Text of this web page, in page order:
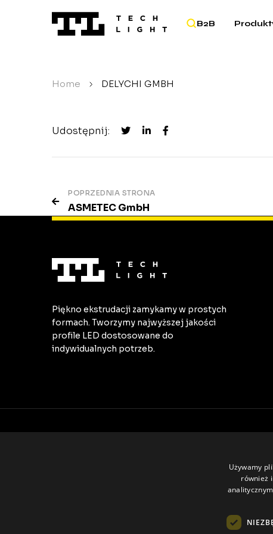
B2B
Home / DELYCHI GMBH
Udostępnij:
Nawigacja
wpisu
POPRZEDNIA STRONA
ASMETEC GmbH
Piękno ekstrudacji zamykamy w prostych
formach. Tworzymy najwyższej jakości
profile LED dostosowane do
indywidualnych potrzeb.
Używamy
również